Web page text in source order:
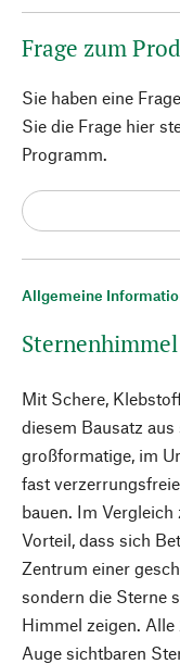
Allgemeine
Mit Schere,
diesem Bausatz
großformatige, im
fast
bauen. Im
Vorteil, dass sich
Zentrum einer
sondern die Sterne
Himmel zeigen.
Auge sichtbaren
Frage zum
Sie haben eine
Sie die Frage hier
Programm.